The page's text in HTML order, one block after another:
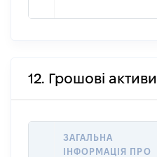
12. Грошові активи
ЗАГАЛЬНА
ІНФОРМАЦІЯ ПРО